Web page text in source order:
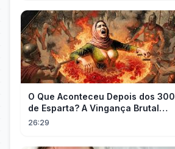
O Que Aconteceu Depois dos 300
de Esparta? A Vingança Brutal
Contra os Persas
26:29